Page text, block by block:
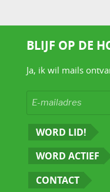
BLIJF OP DE
Ja, ik wil mails
WORD LID!
WORD ACTIEF
CONTACT